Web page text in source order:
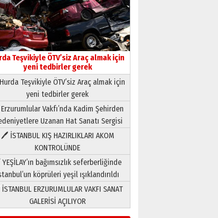
Teşvikiyle ÖTV’siz Araç almak için
yeni tedbirler gerek
Teşvikiyle ÖTV’siz Araç almak için
yeni tedbirler gerek
Vakfı’nda Kadim Şehirden
Uzanan Hat Sanatı Sergisi
🖊 İSTANBUL KIŞ HAZIRLIKLARI AKOM
KONTROLÜNDE
bağımsızlık seferberliğinde
köprüleri yeşil ışıklandırıldı
ERZURUMLULAR VAKFI SANAT
GALERİSİ AÇILIYOR
Neşat YALÇIN
Paranın Aile Kültüründeki Yeri
03 Ağustos 2026 Pazartesi
Yıldırım Gündoğdu
HAVVA’NIN ÜÇ KIZI
09 Temmuz 2026 Perşembe
Yusuf POLAT
Şampiyonluk Sebahattin
Şirin’e yazar